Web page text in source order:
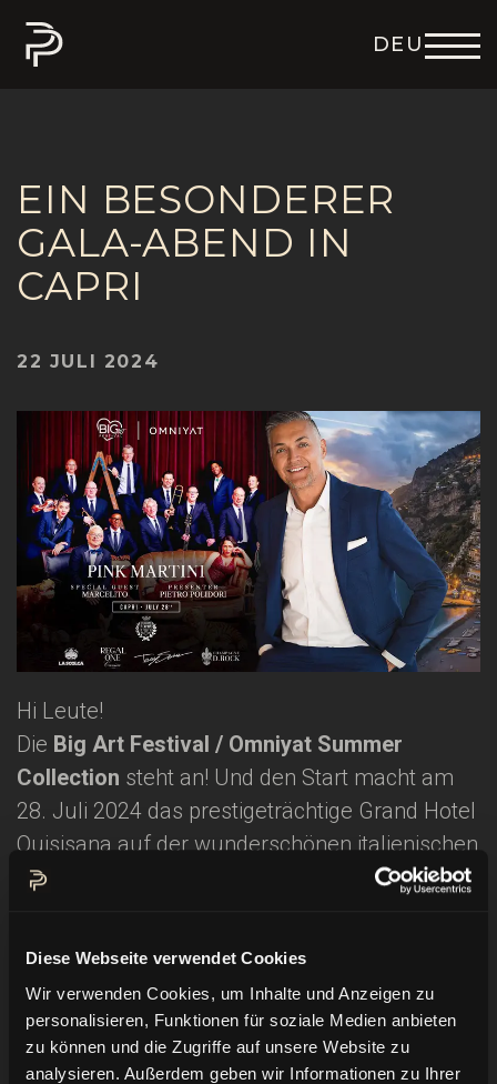
Diese Webseite verwendet Cookies
Wir verwenden Cookies, um Inhalte und Anzeigen zu
personalisieren, Funktionen für soziale Medien anbieten
zu können und die Zugriffe auf unsere Website zu
analysieren. Außerdem geben wir Informationen zu Ihrer
EIN BESONDERER
GALA-ABEND IN
CAPRI
22 JULI 2024
Hi Leute!
Die Big Art Festival / Omniyat Summer
Collection steht an! Und den Start macht am
28. Juli 2024 das prestigeträchtige Grand Hotel
Quisisana auf der wunderschönen italienischen
Insel Capri.
großartigen “Pink Martini” und dem
unglaublichen Marcelito, bekannt als der
Sänger mit 2 Stimmen... Mit anderen Worten:
Musik, vorzügliches Essen, luxuriöse
DEU